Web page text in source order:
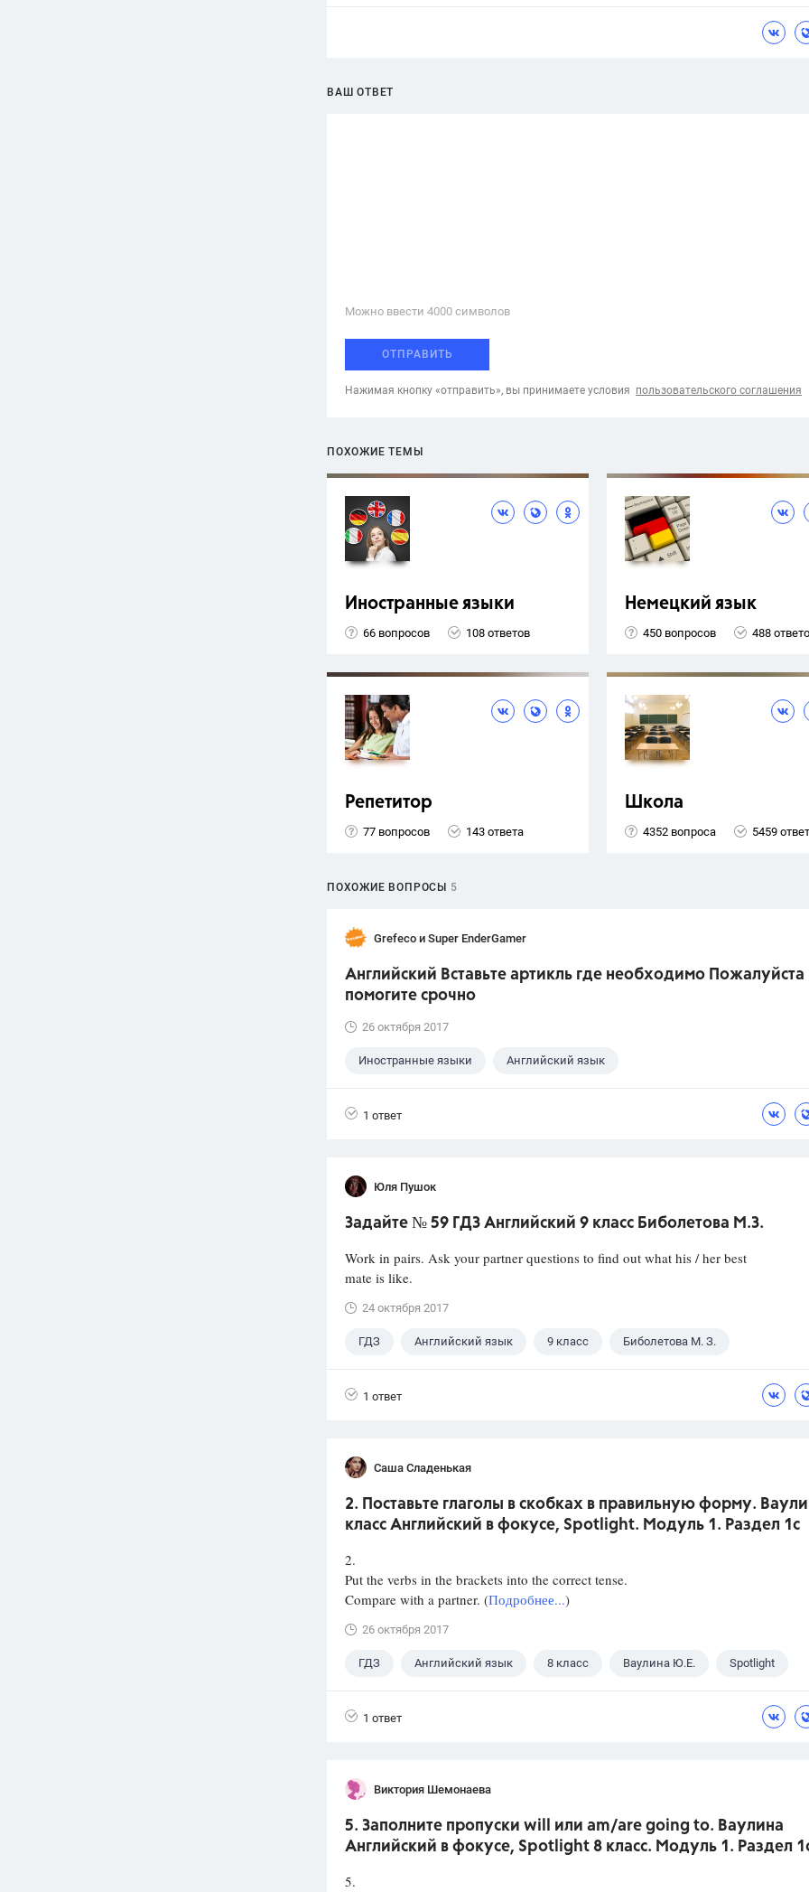
ВАШ ОТВЕТ
Можно ввести 4000 cимволов
ОТПРАВИТЬ
Нажимая кнопку «отправить», вы принимаете условия пользовательского соглашения
ПОХОЖИЕ ТЕМЫ
Иностранные языки
66 вопросов 108 ответов
Немецкий язык
450 вопросов 488
Репетитор
77 вопросов 143 ответа
Школа
4352 вопроса 5459
ПОХОЖИЕ ВОПРОСЫ 5
Grefeco и Super EnderGamer
Английский Вставьте артикль где необходимо Пожалуйста
помогите срочно
26 октября 2017
Иностранные языки Английский язык
1 ответ
Юля Пушок
Задайте № 59 ГДЗ Английский 9 класс Биболетова М.З.
Work in pairs. Ask your partner questions to find out what his / her best
mate is like.
24 октября 2017
ГДЗ Английский язык 9 класс Биболетова М. З.
1 ответ
Саша Сладенькая
2. Поставьте глаголы в скобках в правиль­ную форму.
класс Английский в фокусе, Spotlight. Модуль 1. Раздел 1с
2.
Put the verbs in the brackets into the correct tense.
Compare with a partner. (Подробнее...)
26 октября 2017
ГДЗ Английский язык 8 класс Ваулина Ю.Е. Spotlight
1 ответ
Виктория Шемонаева
5. Заполните пропуски will или am/are going to. Ваулина
Английский в фокусе, Spotlight 8 класс. Модуль 1. Раздел
5.